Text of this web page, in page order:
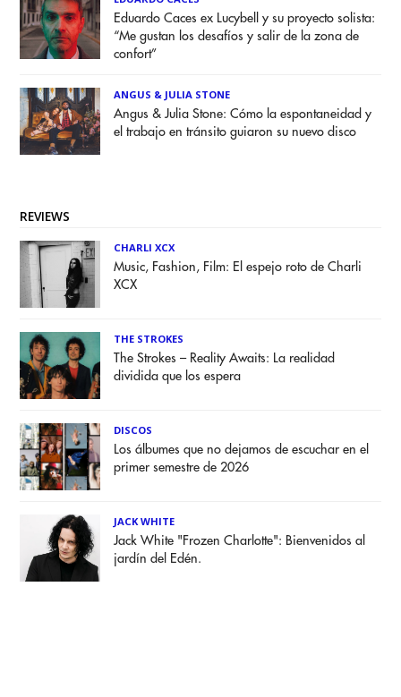
Eduardo Caces ex Lucybell y su proyecto solista:
“Me gustan los desafíos y salir de la zona de
confort”
ANGUS & JULIA STONE
Angus & Julia Stone: Cómo la espontaneidad y
el trabajo en tránsito guiaron su nuevo disco
REVIEWS
CHARLI XCX
Music, Fashion, Film: El espejo roto de Charli
XCX
THE STROKES
The Strokes – Reality Awaits: La realidad
dividida que los espera
DISCOS
Los álbumes que no dejamos de escuchar en el
primer semestre de 2026
JACK WHITE
Jack White "Frozen Charlotte": Bienvenidos al
jardín del Edén.